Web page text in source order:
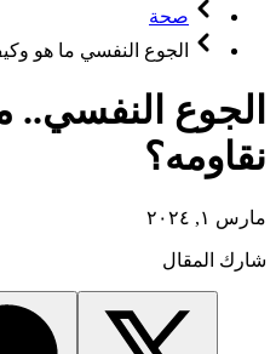
صحة
الجوع النفسي ما هو
الجوع النفسي..
نقاومه؟
مارس ١, ٢٠٢٤
شارك المقال